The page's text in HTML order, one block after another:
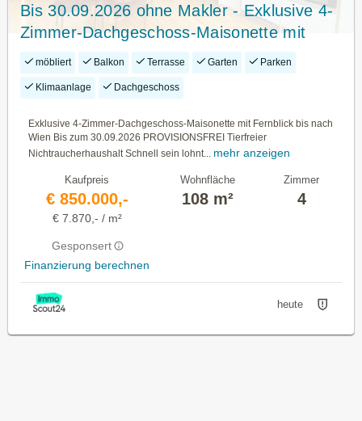
Bis 30.09.2026 ohne Makler - Exklusive 4-
Zimmer-Dachgeschoss-Maisonette mit
Fernblick bis nach Wien
möbliert Balkon Terrasse Garten Parken
Klimaanlage Dachgeschoss
Exklusive 4-Zimmer-Dachgeschoss-Maisonette mit Fernblick bis nach
Wien Bis zum 30.09.2026 PROVISIONSFREI Tierfreier
Nichtraucherhaushalt Schnell sein lohnt...
mehr anzeigen
Kaufpreis
€ 850.000,-
€ 7.870,- / m²
Gesponsert
Finanzierung berechnen
Wohnfläche
108 m²
Zimmer
4
heute